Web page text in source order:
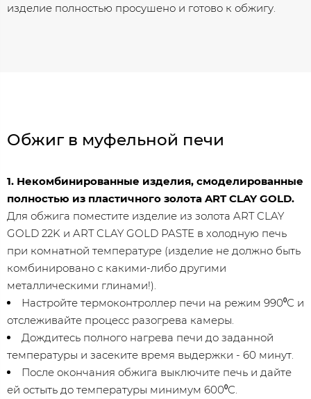
изделие полностью просушено и готово к обжигу.
Обжиг в муфельной печи
1. Некомбинированные изделия, смоделированные
полностью из пластичного золота ART CLAY GOLD.
Для обжига поместите изделие из золота ART CLAY
GOLD 22K и ART CLAY GOLD PASTE в холодную печь
при комнатной температуре (изделие не должно быть
комбинировано с какими-либо другими
металлическими глинами!).
Настройте термоконтроллер печи на режим 990⁰С и
отслеживайте процесс разогрева камеры.
Дождитесь полного нагрева печи до заданной
температуры и засеките время выдержки - 60 минут.
После окончания обжига выключите печь и дайте
ей остыть до температуры минимум 600⁰С.